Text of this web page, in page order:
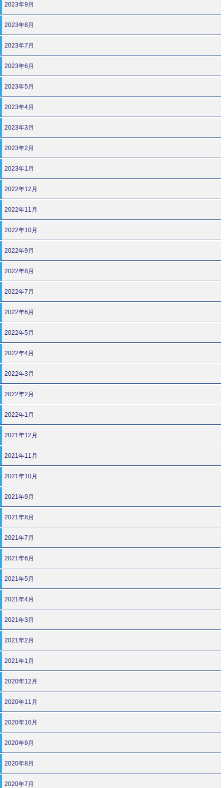
2023年9月
2023年8月
2023年7月
2023年6月
2023年5月
2023年4月
2023年3月
2023年2月
2023年1月
2022年12月
2022年11月
2022年10月
2022年9月
2022年8月
2022年7月
2022年6月
2022年5月
2022年4月
2022年3月
2022年2月
2022年1月
2021年12月
2021年11月
2021年10月
2021年9月
2021年8月
2021年7月
2021年6月
2021年5月
2021年4月
2021年3月
2021年2月
2021年1月
2020年12月
2020年11月
2020年10月
2020年9月
2020年8月
2020年7月